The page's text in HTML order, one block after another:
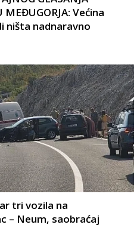
Većina
ništa nadnaravno
tri vozila na
– Neum, saobraćaj